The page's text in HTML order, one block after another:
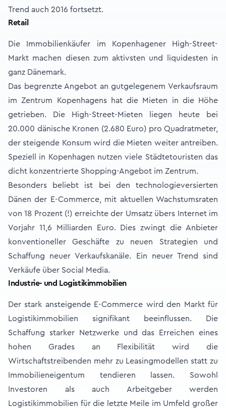
Trend auch 2016 fortsetzt.
Retail
Die Immobilienkäufer im Kopenhagener High-Street-
Markt machen diesen zum aktivsten und liquidesten in
ganz Dänemark.
Das begrenzte Angebot an gutgelegenem Verkaufsraum
im Zentrum Kopenhagens hat die Mieten in die Höhe
getrieben. Die High-Street-Mieten liegen heute bei
20.000 dänische Kronen (2.680 Euro) pro Quadratmeter,
der steigende Konsum wird die Mieten weiter antreiben.
Speziell in Kopenhagen nutzen viele Städtetouristen das
dicht konzentrierte Shopping-Angebot im Zentrum.
Besonders beliebt ist bei den technologieversierten
Dänen der E-Commerce, mit aktuellen Wachstumsraten
von 18 Prozent (!) erreichte der Umsatz übers Internet im
Vorjahr 11,6 Milliarden Euro. Dies zwingt die Anbieter
konventioneller Geschäfte zu neuen Strategien und
Schaffung neuer Verkaufskanäle. Ein neuer Trend sind
Verkäufe über Social Media.
Industrie- und Logistikimmobilien
Der stark ansteigende E-Commerce wird den Markt für
Logistikimmobilien signifikant beeinflussen. Die
Schaffung starker Netzwerke und das Erreichen eines
hohen Grades an Flexibilität wird die
Wirtschaftstreibenden mehr zu Leasingmodellen statt zu
Immobilieneigentum tendieren lassen. Sowohl
Investoren als auch Arbeitgeber werden
Logistikimmobilien für die letzte Meile im Umfeld großer